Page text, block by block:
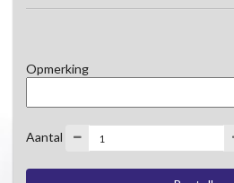
Opmerking
Aantal